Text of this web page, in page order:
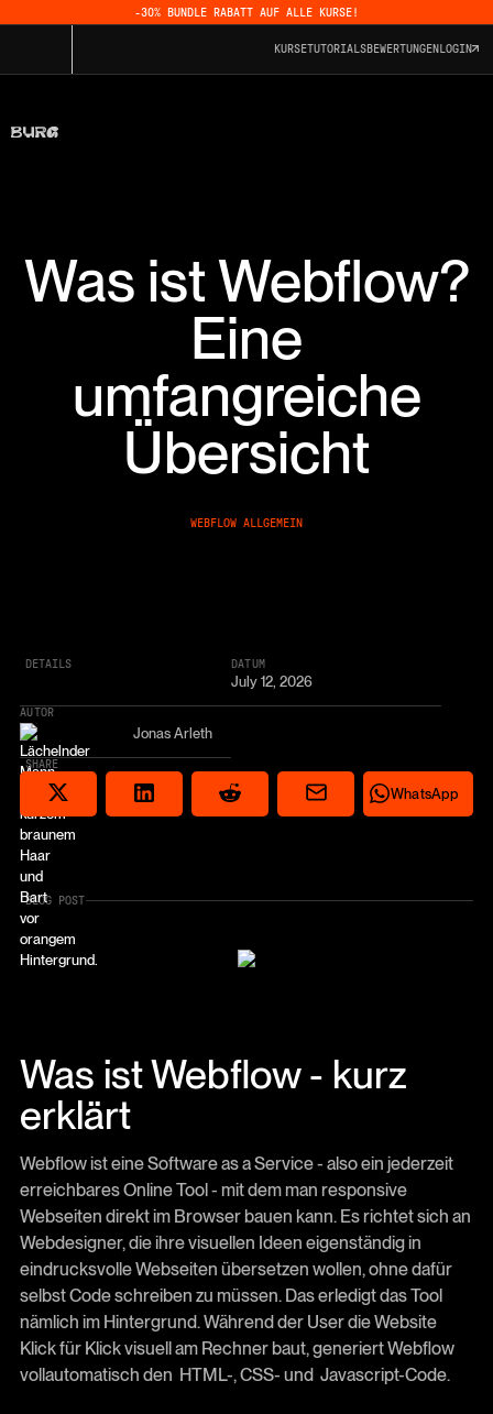
-30% BUNDLE RABATT AUF ALLE KURSE!
KURSETUTORIALSBEWERTUNGEN LOGIN
Was ist Webflow?
Eine
umfangreiche
Übersicht
WEBFLOW ALLGEMEIN
DETAILS DATUM
July 12, 2026
AUTOR
Jonas Arleth
SHARE
Auf X teilen Share on LinkedInShare on RedditShare via emailShare on
WhatsApp
BLOG POST
Was ist Webflow - kurz
erklärt
Webflow ist eine Software as a Service - also ein jederzeit
erreichbares Online Tool - mit dem man responsive
Webseiten direkt im Browser bauen kann. Es richtet sich an
Webdesigner, die ihre visuellen Ideen eigenständig in
eindrucksvolle Webseiten übersetzen wollen, ohne dafür
selbst Code schreiben zu müssen. Das erledigt das Tool
nämlich im Hintergrund. Während der User die Website
Klick für Klick visuell am Rechner baut, generiert Webflow
vollautomatisch den HTML-, CSS- und Javascript-Code.